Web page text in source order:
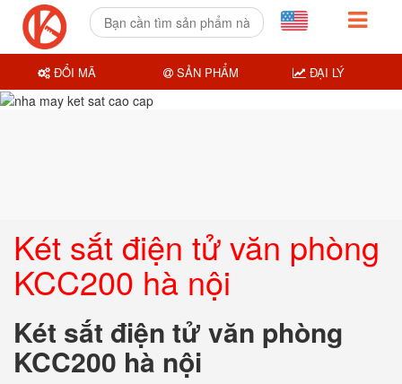
Két sắt điện tử văn phòng
KCC200 hà nội
Két sắt điện tử văn phòng
KCC200 hà nội
ĐỔI MÃ SẢN PHẨM ĐẠI LÝ